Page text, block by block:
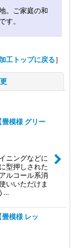
。ご家庭の和
す。
工トップに戻る］
模様 グリー
ニングなどに
型押しされた
ルコール系消
いいただけま
…
模様 レッ